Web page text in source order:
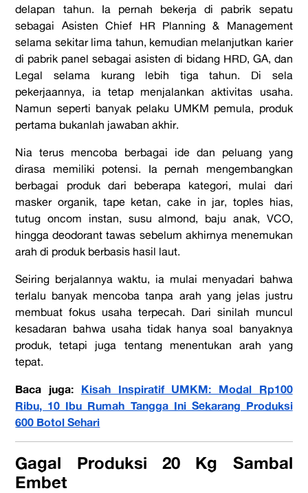
delapan tahun. Ia pernah bekerja di pabrik sepatu
sebagai Asisten Chief HR Planning & Management
selama sekitar lima tahun, kemudian melanjutkan karier
di pabrik panel sebagai asisten di bidang HRD, GA, dan
Legal selama kurang lebih tiga tahun. Di sela
pekerjaannya, ia tetap menjalankan aktivitas usaha.
Namun seperti banyak pelaku UMKM pemula, produk
pertama bukanlah jawaban akhir.
Nia terus mencoba berbagai ide dan peluang yang
dirasa memiliki potensi. Ia pernah mengembangkan
berbagai produk dari beberapa kategori, mulai dari
masker organik, tape ketan, cake in jar, toples hias,
tutug oncom instan, susu almond, baju anak, VCO,
hingga deodorant tawas sebelum akhirnya menemukan
arah di produk berbasis hasil laut.
Seiring berjalannya waktu, ia mulai menyadari bahwa
terlalu banyak mencoba tanpa arah yang jelas justru
membuat fokus usaha terpecah. Dari sinilah muncul
kesadaran bahwa usaha tidak hanya soal banyaknya
produk, tetapi juga tentang menentukan arah yang
tepat.
Baca juga: Kisah Inspiratif UMKM: Modal Rp100
Ribu, 10 Ibu Rumah Tangga Ini Sekarang Produksi
600 Botol Sehari
Gagal Produksi 20 Kg Sambal
Embet